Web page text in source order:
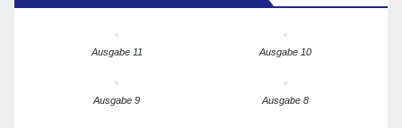
Ausgabe 11 Ausgabe 10
Ausgabe 9 Ausgabe 8